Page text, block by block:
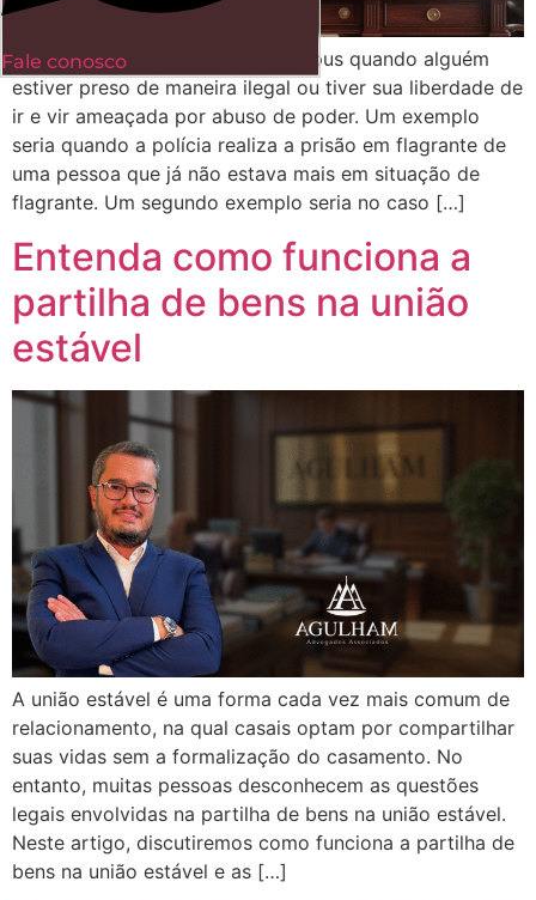
Fale conosco
Deve-se entrar com habeas corpus quando alguém
estiver preso de maneira ilegal ou tiver sua liberdade de
ir e vir ameaçada por abuso de poder. Um exemplo
seria quando a polícia realiza a prisão em flagrante de
uma pessoa que já não estava mais em situação de
flagrante. Um segundo exemplo seria no caso […]
Entenda como funciona a
partilha de bens na união
estável
A união estável é uma forma cada vez mais comum de
relacionamento, na qual casais optam por compartilhar
suas vidas sem a formalização do casamento. No
entanto, muitas pessoas desconhecem as questões
legais envolvidas na partilha de bens na união estável.
Neste artigo, discutiremos como funciona a partilha de
bens na união estável e as […]